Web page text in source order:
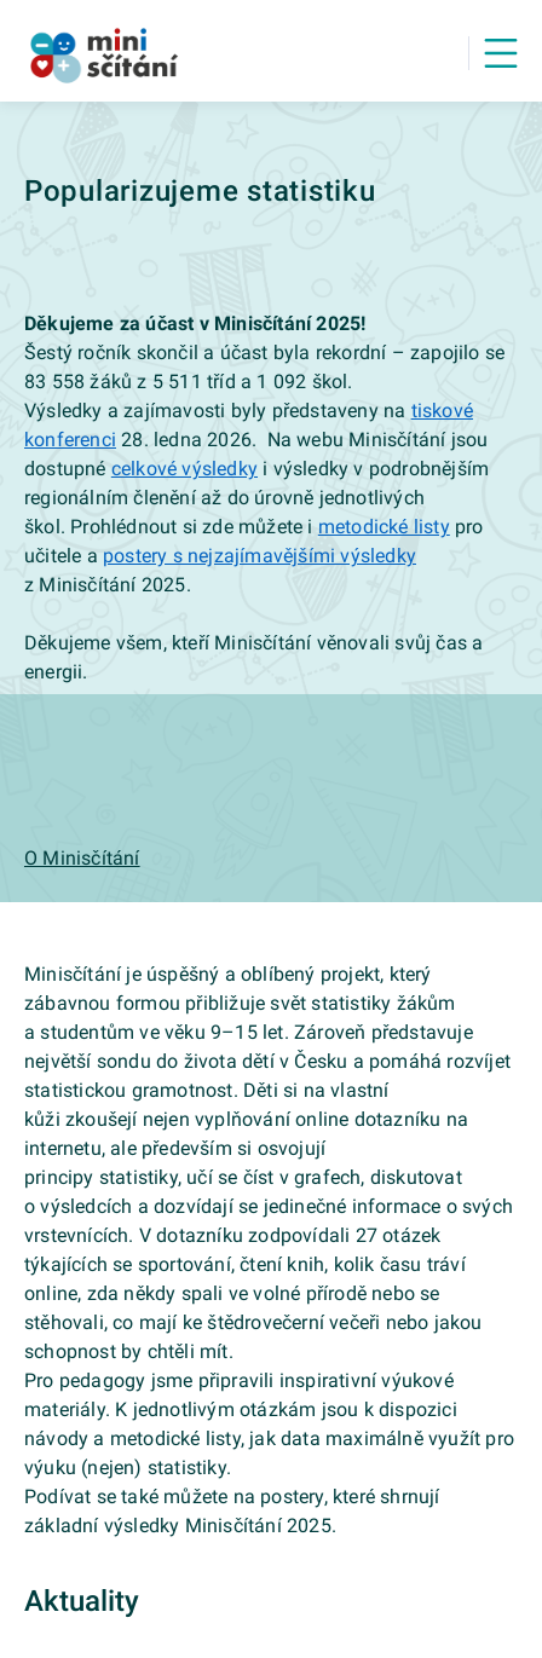
Popularizujeme statistiku
Děkujeme za účast v Minisčítání 2025!
Šestý ročník skončil a účast byla rekordní – zapojilo se
83 558 žáků z 5 511 tříd a 1 092 škol.
Výsledky a zajímavosti byly představeny na tiskové
konferenci 28. ledna 2026. Na webu Minisčítání jsou
dostupné celkové výsledky i výsledky v podrobnějším
regionálním členění až do úrovně jednotlivých
škol. Prohlédnout si zde můžete i metodické listypro
učitele a postery s nejzajímavějšími výsledky
z Minisčítání 2025.
Děkujeme všem, kteří Minisčítání věnovali svůj čas a
energii.
O Minisčítání
Minisčítání je úspěšný a oblíbený projekt, který
zábavnou formou přibližuje svět statistiky žákům
a studentům ve věku 9–15 let. Zároveň představuje
největší sondu do života dětí v Česku a pomáhá rozvíjet
statistickou gramotnost. Děti si na vlastní
kůži zkoušejí nejen vyplňování online dotazníku na
internetu, ale především si osvojují
principy statistiky, učí se číst v grafech, diskutovat
o výsledcích a dozvídají se jedinečné informace o svých
vrstevnících. V dotazníku zodpovídali 27 otázek
týkajících se sportování, čtení knih, kolik času tráví
online, zda někdy spali ve volné přírodě nebo se
stěhovali, co mají ke štědrovečerní večeři nebo jakou
schopnost by chtěli mít.
Pro pedagogy jsme připravili inspirativní výukové
materiály. K jednotlivým otázkám jsou k dispozici
návody a metodické listy, jak data maximálně využít pro
výuku (nejen) statistiky.
Podívat se také můžete na postery, které shrnují
základní výsledky Minisčítání 2025.
Aktuality